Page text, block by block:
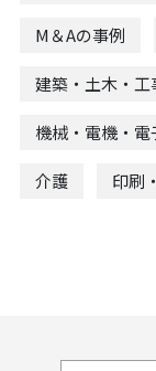
M＆Aの事例
建築・土木・工
機械・電機・
介護 印刷